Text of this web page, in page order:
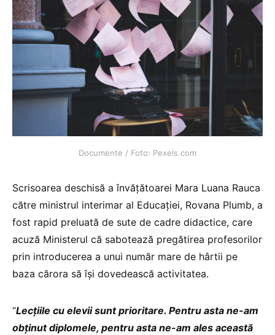
Documente / Foto: Pexels.com
Scrisoarea deschisă a învățătoarei Mara Luana Rauca
către ministrul interimar al Educației, Rovana Plumb, a
fost rapid preluată de sute de cadre didactice, care
acuză Ministerul că sabotează pregătirea profesorilor
prin introducerea a unui număr mare de hârtii pe
baza cărora să își dovedească activitatea.
“Lecțiile cu elevii sunt prioritare. Pentru asta ne-am
obținut diplomele, pentru asta ne-am ales această